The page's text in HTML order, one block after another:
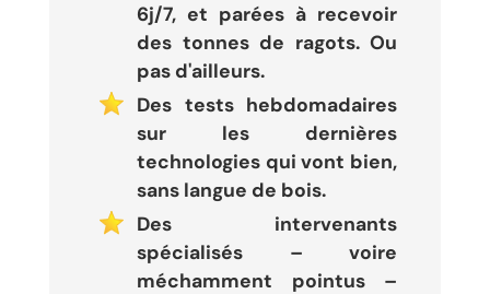
6j/7, et parées à recevoir
des tonnes de ragots. Ou
pas d'ailleurs.
Des tests hebdomadaires
sur les dernières
technologies qui vont bien,
sans langue de bois.
Des intervenants
spécialisés – voire
méchamment pointus –